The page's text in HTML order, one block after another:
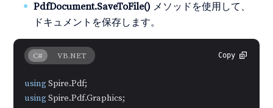
PdfDocument.SaveToFile() メソッドを使用して、
ドキュメントを保存します。
C# VB.NET Copy
using
using Spire.Pdf.Graphics;